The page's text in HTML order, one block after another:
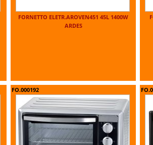
FORNETTO ELETR.AROVEN451 45L 1400W
ARDES
FO.000192